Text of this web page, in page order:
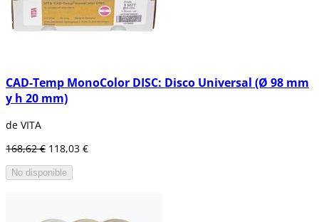
CAD-Temp MonoColor DISC: Disco Universal (Ø 98 mm
y h 20 mm)
de VITA
168,62 € 118,03 €
No disponible